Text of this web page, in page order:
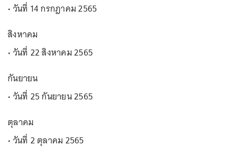
• วันที่ 14 กรกฎาคม 2565
สิงหาคม
• วันที่ 22 สิงหาคม 2565
กันยายน
• วันที่ 25 กันยายน 2565
ตุลาคม
• วันที่ 2 ตุลาคม 2565